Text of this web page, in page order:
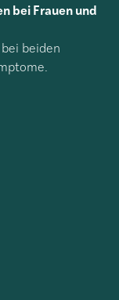
bei Frauen und
beiden